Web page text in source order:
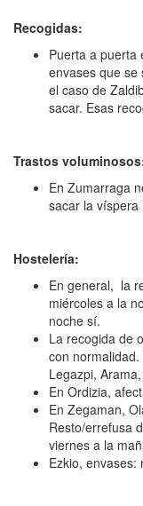
Recogidas:
Puerta a
envases que se
el caso de
sacar. Esas
Trastos
En Zumarraga
sacar la víspera
Hostelería:
En general, la
miércoles a la
noche sí.
La recogida de
con
Legazpi,
En Ordizia,
En Zegaman,
Resto/errefusa
viernes a la
Ezkio, envases: